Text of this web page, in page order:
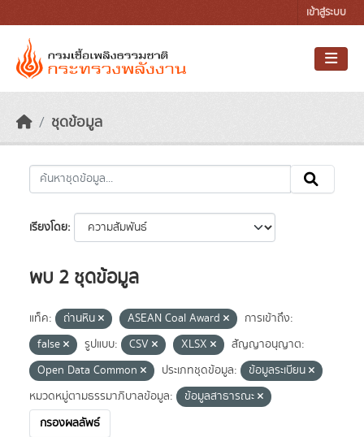
เข้าสู่ระบบ
ชุดข้อมูล
เรียงโดย
พบ 2 ชุดข้อมูล
แท็ค: ถ่านหิน ASEAN Coal Award
การเข้าถึง:
false
รูปแบบ: CSV XLSX
สัญญาอนุญาต:
Open Data Common
ประเภทชุดข้อมูล:
ข้อมูลระเบียน
หมวดหมู่ตามธรรมาภิบาลข้อมูล:
ข้อมูลสาธารณะ
กรองผลลัพธ์